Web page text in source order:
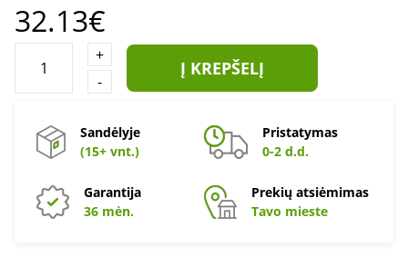
32.13€
+
-
Į KREPŠELĮ
Sandėlyje
(15+ vnt.)
Pristatymas
0-2 d.d.
Garantija
36 mėn.
Prekių atsiėmimas
Tavo mieste